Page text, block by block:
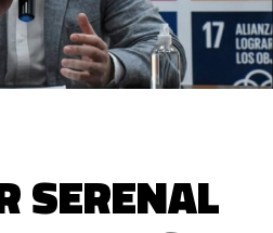
SERENAL